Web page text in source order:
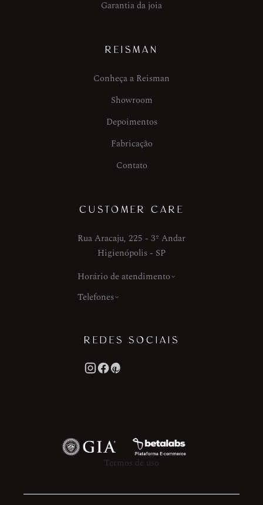
Garantia da joia
REISMAN
Conheça a Reisman
Showroom
Depoimentos
Fabricação
Contato
CUSTOMER CARE
Rua Aracaju, 225 - 3º Andar
Higienópolis - SP
Horário de atendimento
Telefones
REDES SOCIAIS
Termos de uso